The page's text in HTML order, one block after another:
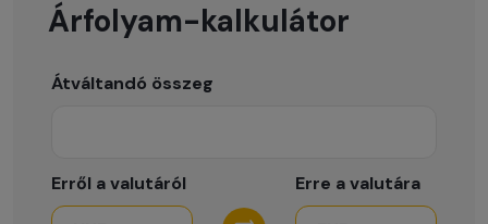
Árfolyam-kalkulátor
Átváltandó összeg
Erről a valutáról Erre a valutára